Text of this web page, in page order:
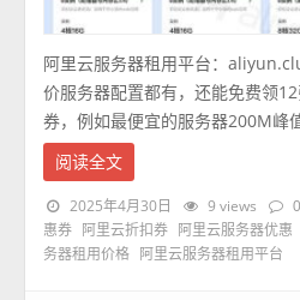
阿里云服务器租用平台：
价服务器配置都有，还能免费领
券，例如最便宜的服务器200M峰
阅读全文
2025年4月30日 9 views 0
惠券
阿里云折扣券 阿里云服务器优惠
务器租用价格
阿里云服务器租用平台